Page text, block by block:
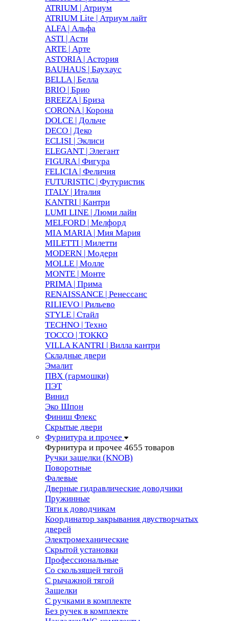
ATRIUM | Атриум
ATRIUM Lite | Атриум лайт
ALFA | Альфа
ASTI | Асти
ARTE | Арте
ASTORIA | Астория
BAUHAUS | Баухаус
BELLA | Белла
BRIO | Брио
BREEZA | Бриза
CORONA | Корона
DOLCE | Дольче
DECO | Деко
ECLISI | Эклиси
ELEGANT | Элегант
FIGURA | Фигура
FELICIA | Феличия
FUTURISTIC | Футуристик
ITALY | Италия
KANTRI | Кантри
LUMI LINE | Люми лайн
MELFORD | Мелфорд
MIA MARIA | Мия Мария
MILETTI | Милетти
MODERN | Модерн
MOLLE | Молле
MONTE | Монте
PRIMA | Прима
RENAISSANCE | Ренессанс
RILIEVO | Рильево
STYLE | Стайл
TECHNO | Техно
TOCCO | ТОККО
VILLA KANTRI | Вилла кантри
Складные двери
Эмалит
ПВХ (гармошки)
ПЭТ
Винил
Эко Шпон
Финиш Флекс
Скрытые двери
Фурнитура и прочее
Фурнитура и прочее 4655 товаров
Ручки защелки (KNOB)
Поворотные
Фалевые
Дверные гидравлические доводчики
Пружинные
Тяги к доводчикам
Координатор закрывания двустворчатых
дверей
Электромеханические
Скрытой установки
Профессиональные
Со скользящей тягой
С рычажной тягой
Защелки
С ручками в комплекте
Без ручек в комплекте